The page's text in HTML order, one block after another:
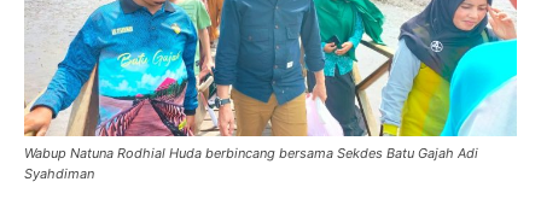
Wabup Natuna Rodhial Huda berbincang bersama Sekdes Batu Gajah Adi
Syahdiman